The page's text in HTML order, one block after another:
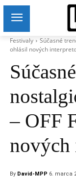
Festivaly
Súčasné
ohlásil nových
– OFF
nových
By David-MPP 6. marca